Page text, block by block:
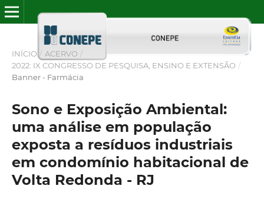
INÍCIO / ACERVO /
2022: IX CONGRESSO DE PESQUISA, ENSINO E EXTENSÃO /
Banner - Farmácia
Sono e Exposição Ambiental:
uma análise em população
exposta a resíduos industriais
em condomínio habitacional de
Volta Redonda - RJ